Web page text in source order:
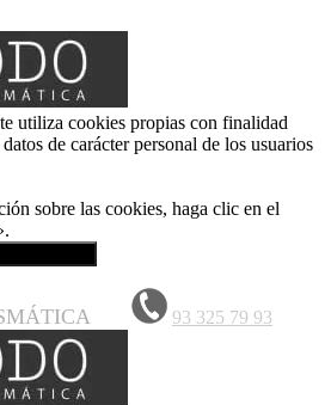
utiliza cookies propias con finalidad
de carácter personal de los usuarios
sobre las cookies, haga clic en el
93 325 79 93